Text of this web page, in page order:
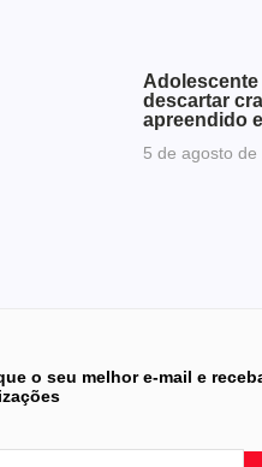
descartar
apreendido
5 de agosto de
o seu melhor e-mail e